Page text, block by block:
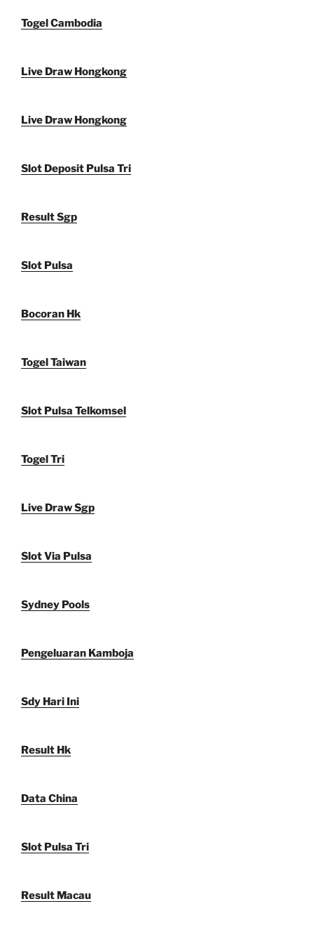
Togel Cambodia
Live Draw Hongkong
Live Draw Hongkong
Slot Deposit Pulsa Tri
Result Sgp
Slot Pulsa
Bocoran Hk
Togel Taiwan
Slot Pulsa Telkomsel
Togel Tri
Live Draw Sgp
Slot Via Pulsa
Sydney Pools
Pengeluaran Kamboja
Sdy Hari Ini
Result Hk
Data China
Slot Pulsa Tri
Result Macau